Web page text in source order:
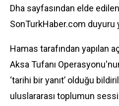
Dha sayfasından elde
SonTurkHaber.com duyuru
Hamas tarafından yapılan
Aksa Tufanı
‘tarihi bir yanıt’ olduğu
uluslararası toplumun